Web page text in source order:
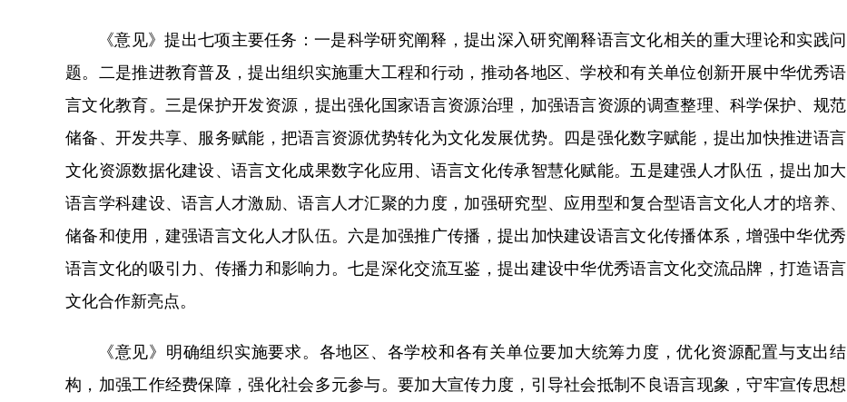
《意见》提出七项主要任务：一是科学研究阐释，提出深入研究阐释语言文化相关的重大理论和实践问
题。二是推进教育普及，提出组织实施重大工程和行动，推动各地区、学校和有关单位创新开展中华优秀语
言文化教育。三是保护开发资源，提出强化国家语言资源治理，加强语言资源的调查整理、科学保护、规范
储备、开发共享、服务赋能，把语言资源优势转化为文化发展优势。四是强化数字赋能，提出加快推进语言
文化资源数据化建设、语言文化成果数字化应用、语言文化传承智慧化赋能。五是建强人才队伍，提出加大
语言学科建设、语言人才激励、语言人才汇聚的力度，加强研究型、应用型和复合型语言文化人才的培养、
储备和使用，建强语言文化人才队伍。六是加强推广传播，提出加快建设语言文化传播体系，增强中华优秀
语言文化的吸引力、传播力和影响力。七是深化交流互鉴，提出建设中华优秀语言文化交流品牌，打造语言
文化合作新亮点。
《意见》明确组织实施要求。各地区、各学校和各有关单位要加大统筹力度，优化资源配置与支出结
构，加强工作经费保障，强化社会多元参与。要加大宣传力度，引导社会抵制不良语言现象，守牢宣传思想